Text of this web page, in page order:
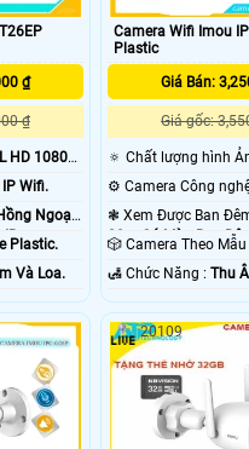
₫
₫
HD 1080P
IP Wifi.
Ngoại
Plastic.
Và Loa.
Camera Wifi Imou
Plastic
Giá Bán:
Giá gốc:
🔅 Chất lượng hình
.
20m Có Màu Ban
🎲 Camera Theo Mẫu
️🛃 Chức Năng :Thu
20109